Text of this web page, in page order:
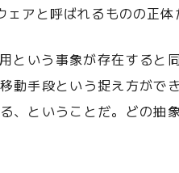
アと呼ばれるものの正体
という事象が存在すると
動手段という捉え方がで
、ということだ。どの抽